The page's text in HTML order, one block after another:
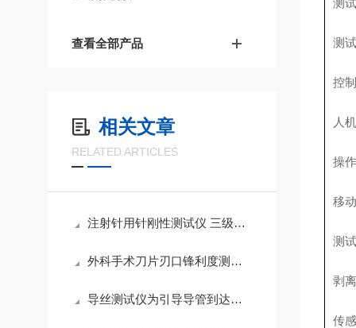
查看全部产品
相关文章
RELATED ARTICLES
注射针用针刚性测试仪 三级密码保护
外科手术刀片刃口锋利度测定仪操作步骤
导丝测试仪为引导导管到达靶部位的重要器械
测
测
控
人
操
移
测
剥
传